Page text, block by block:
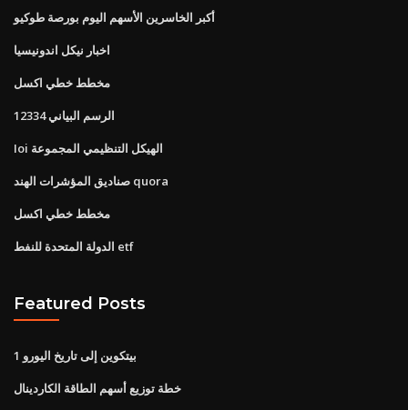
أكبر الخاسرين الأسهم اليوم بورصة طوكيو
اخبار نيكل اندونيسيا
مخطط خطي اكسل
الرسم البياني 12334
Ioi الهيكل التنظيمي المجموعة
صناديق المؤشرات الهند quora
مخطط خطي اكسل
الدولة المتحدة للنفط etf
Featured Posts
1 بيتكوين إلى تاريخ اليورو
خطة توزيع أسهم الطاقة الكاردينال